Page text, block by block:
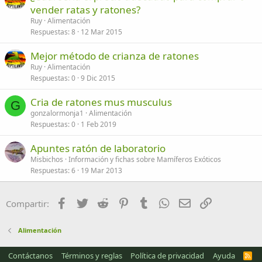
vender ratas y ratones?
Ruy Alimentación
Respuestas 8 12 Mar 2015
Mejor método de crianza de ratones
Ruy Alimentación
Respuestas 0 9 Dic 2015
G Cria de ratones mus musculus
gonzalormonja1
Alimentación
Respuestas 0 1 Feb 2019
Apuntes ratón de laboratorio
Misbichos Información y fichas sobre Mamíferos Exóticos
Respuestas 6 19 Mar 2013
Compartir: Facebook
Twitter Reddit PinterestTumblrWhatsApp
Email
Alimentación
Contáctanos Términos y reglas Política de privacidad Ayuda
R